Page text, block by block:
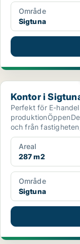
Område
Sigtuna
Kontor i Sigtuna
Kontor i
Perfekt för E-
och från
från...
Areal
287 m2
Område
Sigtuna